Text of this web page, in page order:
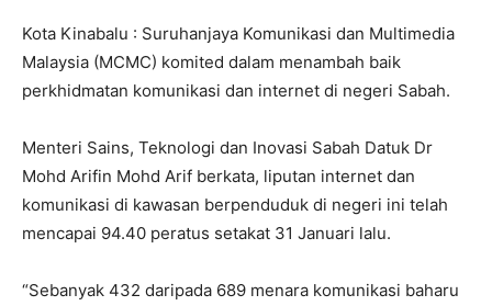
Kota Kinabalu : Suruhanjaya Komunikasi dan Multimedia
Malaysia (MCMC) komited dalam menambah baik
perkhidmatan komunikasi dan internet di negeri Sabah.
Menteri Sains, Teknologi dan Inovasi Sabah Datuk Dr
Mohd Arifin Mohd Arif berkata, liputan internet dan
komunikasi di kawasan berpenduduk di negeri ini telah
mencapai 94.40 peratus setakat 31 Januari lalu.
“Sebanyak 432 daripada 689 menara komunikasi baharu